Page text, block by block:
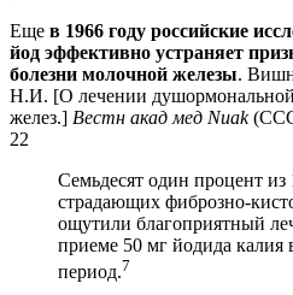
Еще в 1966 году российские
йод эффективно устраняет
болезни молочной железы.
Н.И. [О лечении
желез.] Вестн акад мед Nuak
22
Семьдесят один процент
страдающих фиброзно-
ощутили благоприятный
приеме 50 мг йодида
период.7